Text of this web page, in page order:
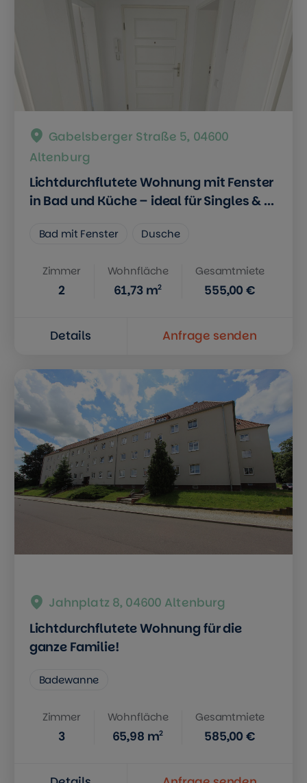
Gabelsberger Straße 5, 04600
Altenburg
Lichtdurchflutete Wohnung mit Fenster
in Bad und Küche – ideal für Singles & ...
Bad mit Fenster Dusche
Zimmer
2
Wohnfläche
61,73m2
Gesamtmiete
555,00 €
Details Anfrage senden
Jahnplatz 8, 04600 Altenburg
Lichtdurchflutete Wohnung für die
ganze Familie!
Badewanne
Zimmer
3
Wohnfläche
65,98 m2
Gesamtmiete
585,00 €